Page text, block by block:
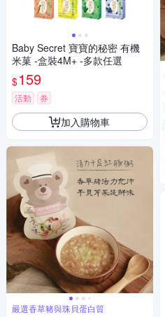
Baby Secret 寶寶的秘密 有機
米菓 -盒裝4M+ -多款任選
$159
活動 券
加入購物車
嚴選香草豬與珠貝蛋白質